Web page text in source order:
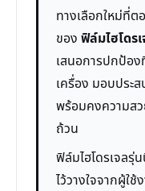
ทางเลือกใหม่ที่ต
ของ ฟิล์มไฮโดร
เสนอการปกป้อ
เครื่อง มอบประ
พร้อมคงความส
ถ้วน
ฟิล์มไฮโดรเจลรุ่
ไว้วางใจจากผู้ใ